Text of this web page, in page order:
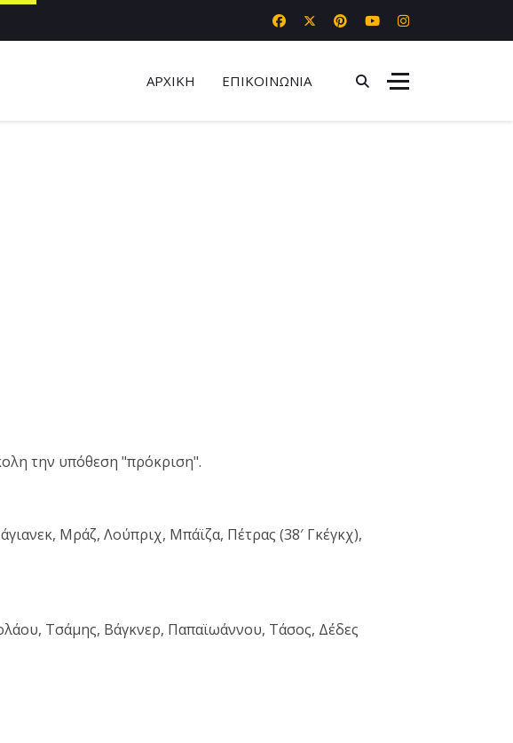
ΑΡΧΙΚΗ ΕΠΙΚΟΙΝΩΝΙΑ
την υπόθεση "πρόκριση".
Μράζ, Λούπριχ, Μπάϊζα, Πέτρας (38′ Γκέγκχ),
Τσάμης, Βάγκνερ, Παπαϊωάννου, Τάσος, Δέδες